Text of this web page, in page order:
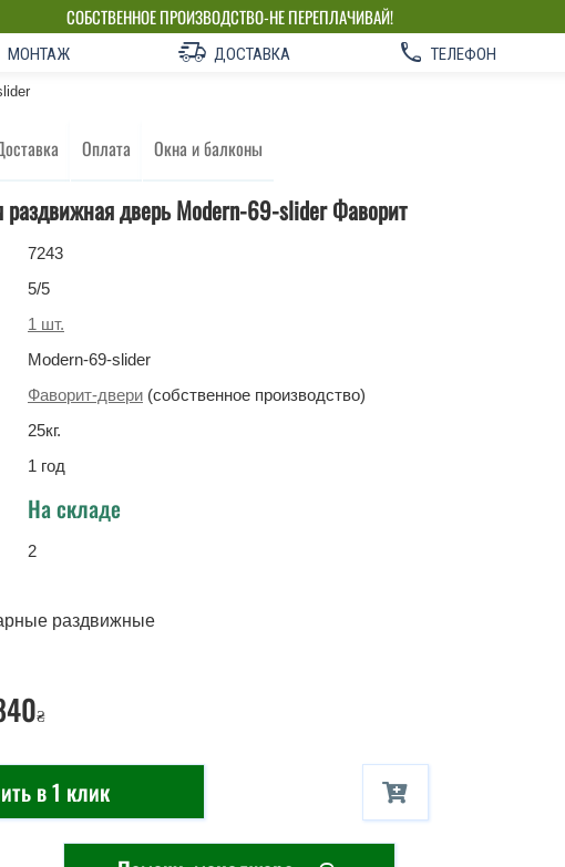
СОБСТВЕННОЕ ПРОИЗВОДСТВО-НЕ ПЕРЕПЛАЧИВАЙ!
МОНТАЖ ДОСТАВКА ТЕЛЕФОН
Оплата Окна и балконы
дверь Modern-69-slider Фаворит
7243
5/5
1 шт.
Modern-69-slider
Фаворит-двери (собственное производство)
25кг.
1 год
На складе
2
раздвижные
₴
в 1 клик